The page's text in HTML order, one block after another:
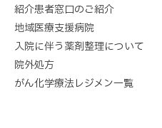
紹介患者窓口のご紹介
地域医療支援病院
入院に伴う薬剤整理について
院外処方
がん化学療法レジメン一覧